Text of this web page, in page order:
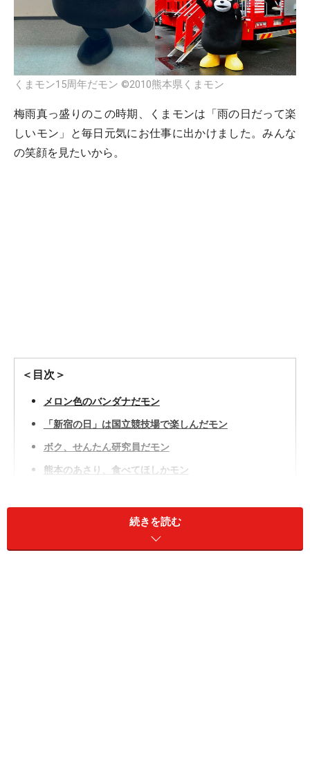
くまモン15周年だモン ©2010熊本県くまモン
梅雨真っ盛りのこの時期、くまモンは「雨の日だって楽
しいモン」と毎日元気にお仕事に出かけました。みんな
の笑顔を見たいから。
＜目次＞
メロン色のバンダナだモン
「新宿の日」は国立競技場で楽しんだモン
ボク、せんたん研究員だモン
熊本のあさり、食べてほしかモン
ボクの15周年記念ロゴが決まったモン！
ボクの料理本、見てほしかモン
続きを読む